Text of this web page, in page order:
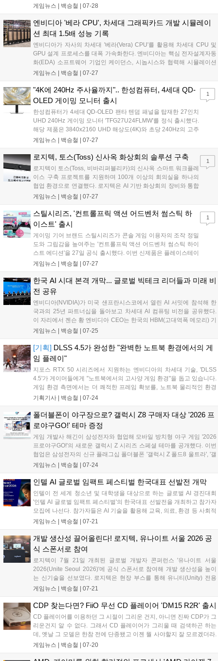
만 5,000대 이상의 디바이스를 배치하고 99.99%의 가동률을 기록하며
게임뉴스 | 백승철 07-28
엔비디아 '베라 CPU', 차세대 그래픽카드 개발 시뮬레이
션 최대 1.5배 성능 기록
엔비디아가 자사의 차세대 '베라(Vera) CPU'를 활용해 차세대 CPU 및
GPU 설계 프로세스를 대폭 가속화한다. 엔비디아는 핵심 전자설계자동
화(EDA) 소프트웨어 기업인 케이던스, 시놉시스와 협력해 시뮬레이션
및 검증 성능을 기존 대비 최대 1.5배 향상시업했다고 밝혔다. 이에 따라
성도 향상에 크게 기여할 것으로 전망된다....
게임뉴스 | 백승철 07-27
"4K에 240Hz 주사율까지".. 한성컴퓨터, 4세대 QD-
OLED 게이밍 모니터 출시
한성컴퓨터가 4세대 QD-OLED 팬타 텐덤 패널을 탑재한 27인치
UHD 240Hz 게이밍 모니터 'TFG27U24FLMW'를 정식 출시했다.
해당 제품은 3840x2160 UHD 해상도(4K)와 초당 240Hz의 고주
사율, GTG 0.03ms의 빠른 응답속도를 갖춰 고화질 게임 환경에
의 번인 방지 설계와 함께 번인 증상을 포함한 3년 무상 보증을 지
원하는 점 또한 특징이다....
게임뉴스 | 백승철 07-27
1
로지텍, 토스(Toss) 신사옥 화상회의 솔루션 구축
로지텍이 토스(Toss, 비바리퍼블리카)의 신사옥 스마트 워크플레
이스 구축 프로젝트를 지원하며 100개 이상의 회의실을 하나의
협업 환경으로 연결했다. 로지텍은 AI 기반 화상회의 장비와 통합
관리 플랫폼을 공급해 회의 준비 시간을 단축하고 업무 운영 효율
관되고 신속한 협업 환경을 구현하게 됐다....
게임뉴스 | 백승철 07-27
1
스틸시리즈, '컨트롤프릭 액션 어드벤처 썸스틱 하
이스트' 출시
게이밍 기어 브랜드 스틸시리즈가 콘솔 게임 이용자의 조작 정밀
도와 그립감을 높여주는 '컨트롤프릭 액션 어드벤처 썸스틱 하이
스트 에디션'을 27일 공식 출시했다. 이번 신제품은 플레이스테이
션 및 엑스박스 컨트롤러와 호환되며, 미끄럼 방지 소재와 인체공
준을 지원한다....
게임뉴스 | 백승철 07-27
1
한국 AI 시대 본격 개막... 글로벌 빅테크 리더들과 미래 비
전 공유
엔비디아(NVIDIA)가 미국 샌프란시스코에서 열린 AI 서밋에 참석해 한
국과의 25년 파트너십을 돌아보고 차세대 AI 컴퓨팅 비전을 공유했다.
이 자리에서 젠슨 황 엔비디아 CEO는 한국의 HBM(고대역폭 메모리) 기
술력이 오늘날 AI 슈퍼컴퓨터의 핵심 기반임을 밝혔으며, 정부 및 글로벌
AI' 생태계 구축에 뜻을 모았다....
게임뉴스 | 백승철 07-25
[기획] DLSS 4.5가 완성한 "완벽한 노트북 환경에서의 게
임 플레이"
지포스 RTX 50 시리즈에서 지원하는 엔비디아의 차세대 기술, 'DLSS
4.5'가 게이머들에게 "노트북에서의 고사양 게임 환경"을 돕고 있습니다.
게임 환경 측면에서는 더 쾌적한 프레임 확보를, 노트북 물리적인 환경
에서는 더 적은 일을 하도록 돕기 때문에 발열과 소음을 줄여주는 역할
설명하자면, AI가 게임 화면을 더 확실하게 예측하여 잔상과 흔들림을 줄
이고, 고사양 게임에서 프레임 효율을 높여주는 초고화질&고속 프레임
기술이라고 이해하면 될 것 같습니다....
기획기사 | 백승철 07-24
폴더블폰이 야구장으로? 갤럭시 Z8 구매자 대상 '2026 프
로야구GO!' 테마 증정
게임 개발사 해긴이 삼성전자와 협업해 모바일 방치형 야구 게임 '2026
프로야구GO!'의 새로운 갤럭시 Z 시리즈 스페셜 테마를 공개했다. 이번
협업은 삼성전자의 신규 플래그십 폴더블폰 '갤럭시 Z 폴드8 울트라', '갤
럭시 Z 폴드8', '갤럭시 Z 플립8' 출시를 기념해 기획됐다. 해당 테마는 스
을 적용한 것이 특징이다....
게임뉴스 | 백승철 07-24
인텔 AI 글로벌 임팩트 페스티벌 한국대표 선발전 개막
인텔이 전 세계 청소년 및 대학생을 대상으로 하는 글로벌 AI 경진대회
'인텔 AI 글로벌 임팩트 페스티벌'의 한국대표 선발전을 개최하고 참가자
모집에 나선다. 참가자들은 AI 기술을 활용해 교육, 의료, 환경 등 사회적
문제를 해결하는 아이디어를 겨루게 되며, 오는 8월 25일까지 접수가 진
과 해외 캠퍼스 방문 등을 지원한다....
게임뉴스 | 백승철 07-21
개발 생산성 끌어올린다! 로지텍, 유나이트 서울 2026 공
식 스폰서로 참여
로지텍이 7월 21일 개최된 글로벌 개발자 콘퍼런스 '유나이트 서울
2026(Unite Seoul 2026)'에 공식 스폰서로 참여해 개발 생산성을 높이
는 신기술을 선보였다. 로지텍은 현장 부스를 통해 유니티(Unity) 전용
'액션링(Actions Ring)' 소프트웨어 및 Windows 11 햅틱 피드백을 지원
게임 개발 환경의 워크플로우를 단순화하고 작업 효율을 제고하기 위한
일환으로 추진됐다....
게임뉴스 | 백승철 07-21
CDP 찾는다면? FiiO 무선 CD 플레이어 'DM15 R2R' 출시
CD 플레이어를 이용하던 그 시절이 그리운 건지, 아니면 진짜 CDP가 그
리운건지 알 수 없다. 그래서 CD 플레이어가 그리울 때 검색하곤 하는
데, 옛날 그 모델은 한참 전에 단종됐고 이젠 뭘 사야할지 잘 모르겠더라.
가격은 조금 비싼 편인데 확실한 제품, 특히 CD 플레이어의 감성도 좋지
게임뉴스 | 백승철 07-20